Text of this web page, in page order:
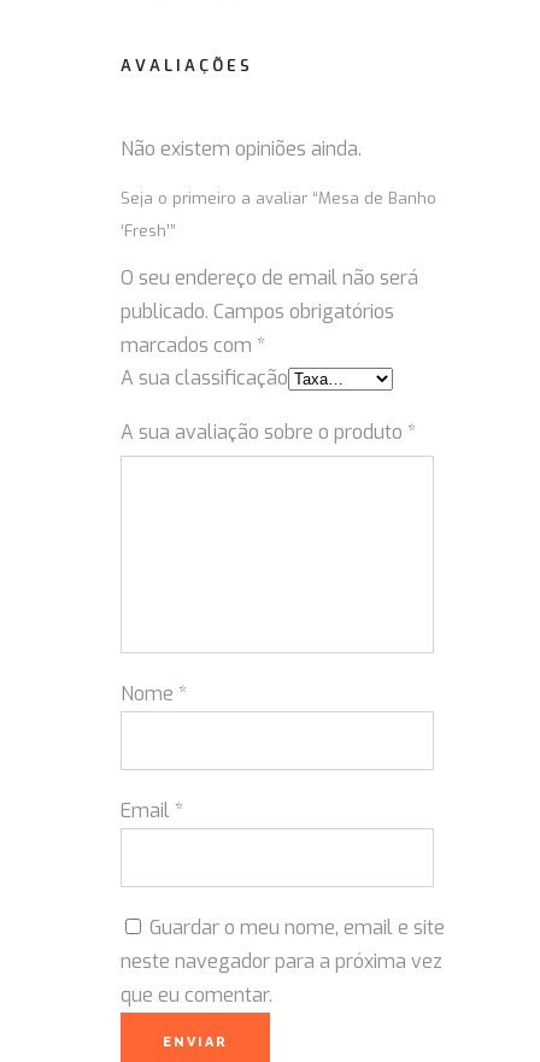
AVALIAÇÕES
Não existem opiniões ainda.
Seja o primeiro a avaliar “Mesa de Banho
‘Fresh’”
O seu endereço de email não será
publicado. Campos obrigatórios
marcados com *
A sua classificação
A sua avaliação sobre o produto *
Nome *
Email *
Guardar o meu nome, email e site
neste navegador para a próxima vez
que eu comentar.